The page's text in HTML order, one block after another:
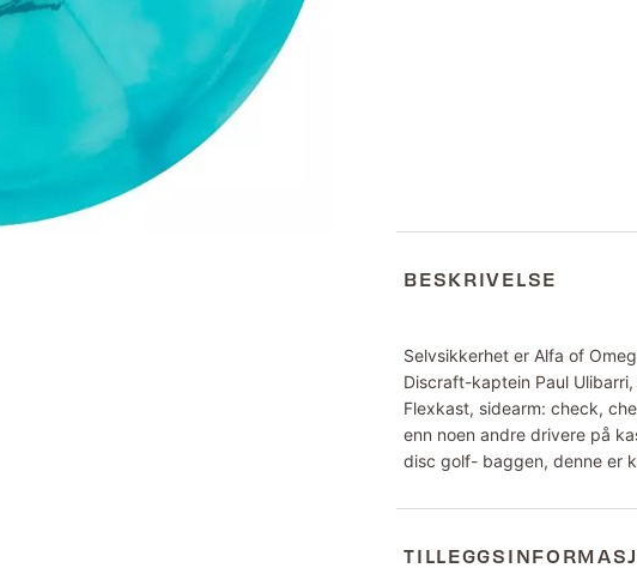
BESKRIVELSE
Selvsikkerhet er Alfa of
Discraft-kaptein Paul
Flexkast, sidearm: check,
enn noen andre drivere på
disc golf- baggen, denne er